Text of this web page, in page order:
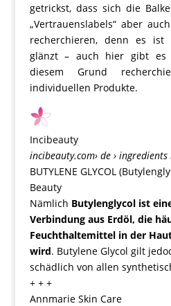
getrickst, dass sich die
„Vertrauenslabels“ aber
recherchieren, denn es ist
glänzt – auch hier gibt es
diesem Grund
individuellen Produkte.
Incibeauty
incibeauty.com› de ›
BUTYLENE GLYCOL
Beauty
Nämlich Butylenglycol ist
Verbindung aus Erdöl, die
Feuchthaltemittel in der
wird. Butylene Glycol gilt
schädlich von allen
+ + +
Annmarie Skin Care